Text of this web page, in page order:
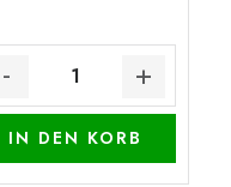
IN DEN KORB